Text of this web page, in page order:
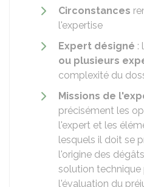
Circonstances
l'expertise
Expert désigné :
ou plusieurs
complexité du
Missions de
précisément les
l'expert et les
lesquels il doit se
l'origine des
solution technique
l'évaluation du